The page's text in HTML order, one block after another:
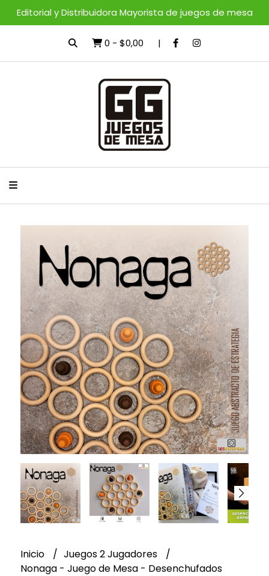
Editorial y Distribuidora Mayorista de juegos de mesa
0 - $0,00
Inicio
Juegos 2 Jugadores
Nonaga - Juego de Mesa - Desenchufados